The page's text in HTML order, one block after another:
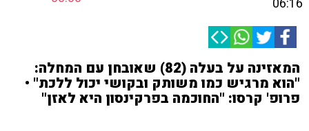
06:16
המאזינה על בעלה (82) שאובחן עם המחלה:
"הוא מרגיש כמו משותק ובקושי יכול ללכת" •
פרופ' קרסו: "החוכמה בפרקינסון היא לאזן"